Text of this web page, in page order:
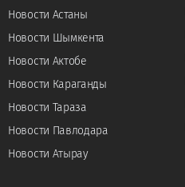
Новости Астаны
Новости Шымкента
Новости Актобе
Новости Караганды
Новости Тараза
Новости Павлодара
Новости Атырау